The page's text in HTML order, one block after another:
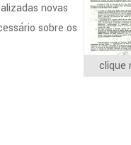
clique
novas
sobre os
e proposta para o